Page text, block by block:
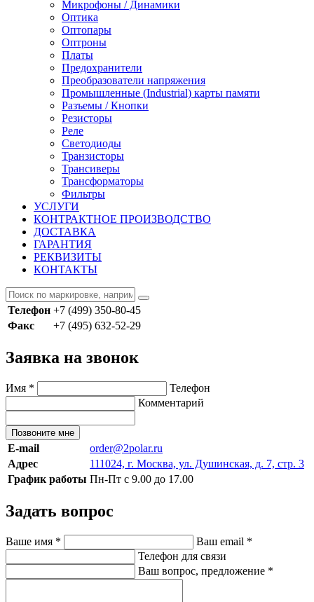
Микрофоны / Динамики
Оптика
Оптопары
Оптроны
Платы
Предохранители
Преобразователи напряжения
Промышленные (Industrial) карты памяти
Разъемы / Кнопки
Резисторы
Реле
Светодиоды
Транзисторы
Трансиверы
Трансформаторы
Фильтры
УСЛУГИ
КОНТРАКТНОЕ ПРОИЗВОДСТВО
ДОСТАВКА
ГАРАНТИЯ
РЕКВИЗИТЫ
КОНТАКТЫ
Телефон +7 (499) 350-80-45
Факс
+7 (495) 632-52-29
Заявка на звонок
Имя *
Телефон
Комментарий
Позвоните мне
E-mail
order@2polar.ru
Адрес
111024, г. Москва, ул. Душинская, д. 7, стр. 3
График работы Пн-Пт с 9.00 до 17.00
Задать вопрос
Ваше имя * Ваш email *
Телефон для связи
Ваш вопрос, предложение *